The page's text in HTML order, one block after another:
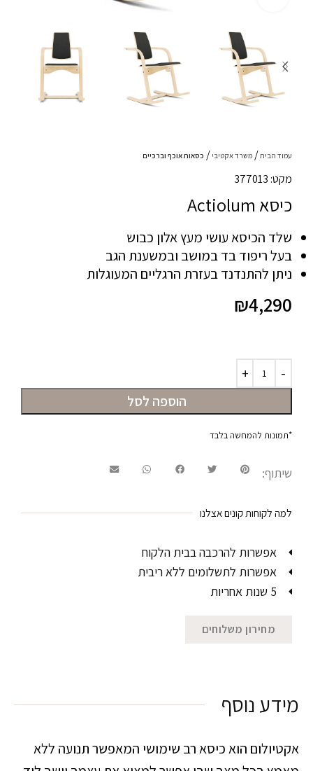
עמוד הבית משרד אקטיבי כסאות אוכף וברכיים
מקט: 377013
כיסא Actiolum
שלד הכיסא עושי מעץ אלון כבוש
בעל ריפוד בד במושב ובמשענת הגב
ניתן להתנדנד בעזרת הרגליים המעוגלות
₪4,290
הוספה לסל
*תמונות להמחשה בלבד
שיתוף:
למה לקוחות קונים אצלנו
אפשרות להרכבה בבית הלקוח
אפשרות לתשלומים ללא ריבית
5 שנות אחריות
מחירון משלוחים
מידע נוסף
אקטיולום הוא כיסא רב שימושי המאפשר תנועה ללא